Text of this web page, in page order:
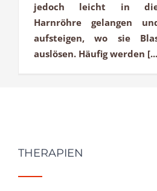
jedoch leicht in die
Harnröhre gelangen
aufsteigen, wo sie
auslösen. Häufig werden
THERAPIEN